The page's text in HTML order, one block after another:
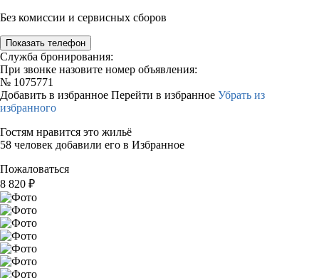
Без комиссии и сервисных сборов
Показать телефон
Служба бронирования:
При звонке назовите номер объявления:
№ 1075771
Добавить в избранное Перейти в избранное Убрать из
избранного
Гостям нравится это жильё
58 человек добавили его в Избранное
Пожаловаться
8 820 ₽